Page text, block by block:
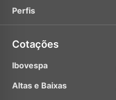
Perfis
Cotações
Ibovespa
Altas e Baixas